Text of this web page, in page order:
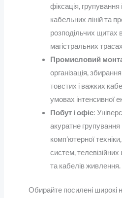
фіксація,
кабельних ліній та
розподільчих щитах
магістральних
Промисловий
організація,
товстих і важких
умовах інтенсивної
Побут і офіс:
акуратне групування
комп’ютерної
систем, телевізійних
та кабелів живлення.
Обирайте посилені широкі